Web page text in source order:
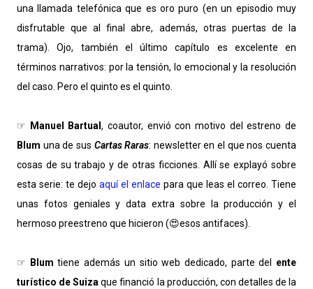
una llamada telefónica que es oro puro (en un episodio muy
disfrutable que al final abre, además, otras puertas de la
trama). Ojo, también el último capítulo es excelente en
términos narrativos: por la tensión, lo emocional y la resolución
del caso. Pero el quinto es el quinto.
☞ Manuel Bartual, coautor, envió con motivo del estreno de
Blum una de sus Cartas Raras: newsletter en el que nos cuenta
cosas de su trabajo y de otras ficciones. Allí se explayó sobre
esta serie: te dejo aquí el enlace para que leas el correo. Tiene
unas fotos geniales y data extra sobre la producción y el
hermoso preestreno que hicieron (😍esos antifaces).
☞ Blum tiene además un sitio web dedicado, parte del ente
turístico de Suizaque financió la producción, con detalles de la